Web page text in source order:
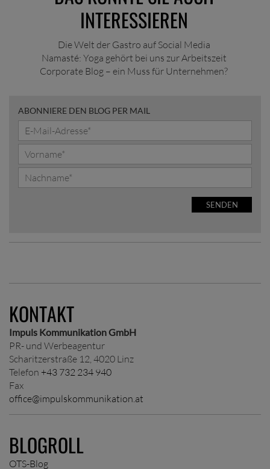
INTERESSIEREN
Die Welt der Gastro auf Social Media
Namasté: Yoga gehört bei uns zur Arbeitszeit
Corporate Blog – ein Muss für Unternehmen?
ABONNIERE DEN BLOG PER MAIL
SENDEN
KONTAKT
Impuls Kommunikation GmbH
PR- und Werbeagentur
Scharitzerstraße 12, 4020 Linz
Telefon +43 732 234 940
Fax
office@impulskommunikation.at
BLOGROLL
OTS-Blog